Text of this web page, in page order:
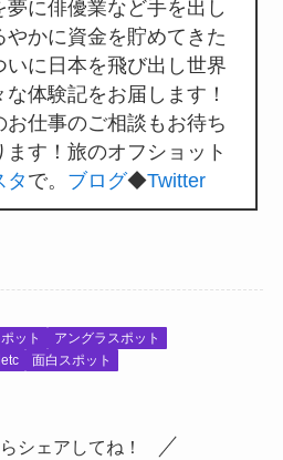
夢に俳優業など手を出し
やかに資金を貯めてきた
いに日本を飛び出し世界
な体験記をお届します！
お仕事のご相談もお待ち
ます！旅のオフショット
タ で。 ブログ◆Twitter
ット
アングラスポット
面白スポット
シェアしてね！